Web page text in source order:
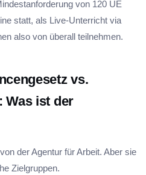
von 120 UE
statt, als Live-Unterricht via
also von überall teilnehmen.
vs.
Was ist der
der Agentur für Arbeit. Aber sie
Zielgruppen.